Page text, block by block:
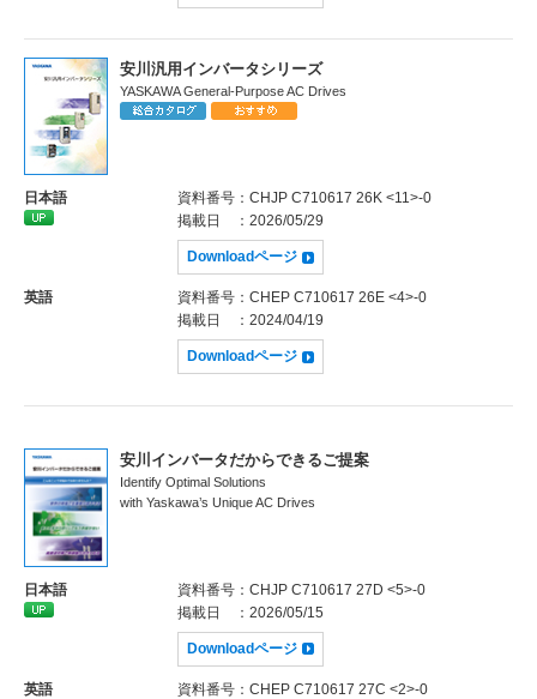
安川汎用インバータシリーズ
YASKAWA General-Purpose AC Drives
日本語 資料番号 ：CHJP C710617 26K <11>-0
掲載日
：2026/05/29
Downloadページ
英語 資料番号 ：CHEP C710617 26E <4>-0
掲載日
：2024/04/19
Downloadページ
安川インバータだからできるご提案
Identify Optimal Solutions
with Yaskawa’s Unique AC Drives
日本語 資料番号 ：CHJP C710617 27D <5>-0
掲載日
：2026/05/15
Downloadページ
英語 資料番号 ：CHEP C710617 27C <2>-0